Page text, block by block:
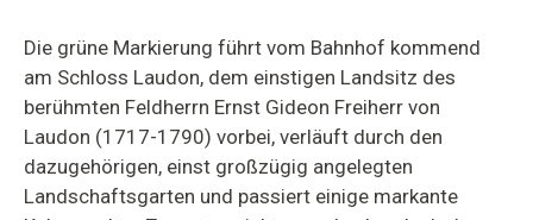
Die grüne Markierung führt vom Bahnhof kommend
am Schloss Laudon, dem einstigen Landsitz des
berühmten Feldherrn Ernst Gideon Freiherr von
Laudon (1717-1790) vorbei, verläuft durch den
dazugehörigen, einst großzügig angelegten
Landschaftsgarten und passiert einige markante